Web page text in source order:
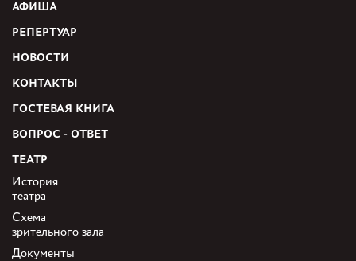
АФИША
РЕПЕРТУАР
НОВОСТИ
КОНТАКТЫ
ГОСТЕВАЯ КНИГА
ВОПРОС - ОТВЕТ
ТЕАТР
История
театра
Схема
зрительного зала
Документы